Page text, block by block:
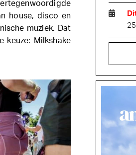
house, disco en
muziek. Dat
keuze: Milkshake